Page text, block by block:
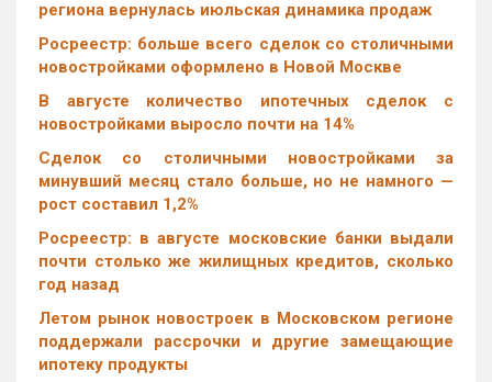
региона вернулась июльская динамика продаж
Росреестр: больше всего сделок со столичными
новостройками оформлено в Новой Москве
В августе количество ипотечных сделок с
новостройками выросло почти на 14%
Cделок со столичными новостройками за
минувший месяц стало больше, но не намного —
рост составил 1,2%
Росреестр: в августе московские банки выдали
почти столько же жилищных кредитов, сколько
год назад
Летом рынок новостроек в Московском регионе
поддержали рассрочки и другие замещающие
ипотеку продукты